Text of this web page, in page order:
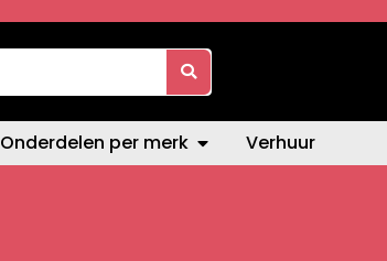
Onderdelen per merk Verhuur